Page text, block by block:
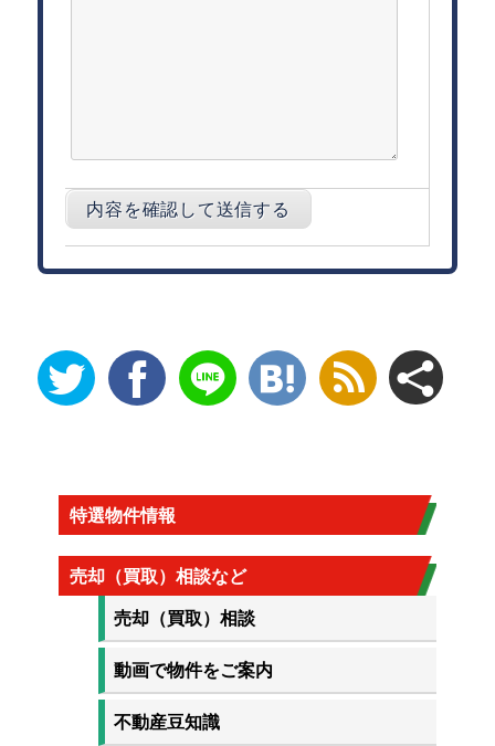
特選物件情報
売却（買取）相談など
売却（買取）相談
動画で物件をご案内
不動産豆知識